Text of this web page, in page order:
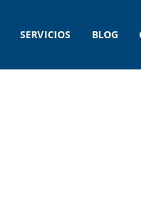
SERVICIOS BLOG